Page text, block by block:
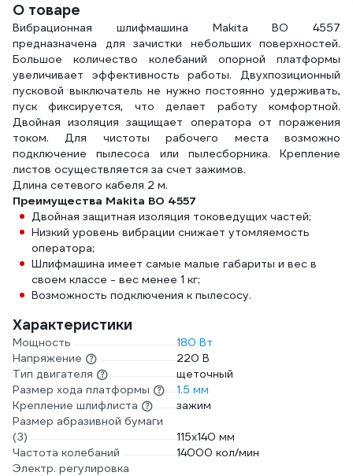
320508-100
О товаре
Вибрационная шлифмашина Makita BO 4557
предназначена для зачистки небольших поверхностей.
Большое количество колебаний опорной платформы
увеличивает эффективность работы. Двухпозиционный
пусковой выключатель не нужно постоянно удерживать,
пуск фиксируется, что делает работу комфортной.
Двойная изоляция защищает оператора от поражения
током. Для чистоты рабочего места возможно
подключение пылесоса или пылесборника. Крепление
листов осуществляется за счет зажимов.
Длина сетевого кабеля 2 м.
Преимущества Makita BO 4557
Двойная защитная изоляция токоведущих частей;
Низкий уровень вибрации снижает утомляемость
оператора;
Шлифмашина имеет самые малые габариты и вес в
своем классе - вес менее 1 кг;
Возможность подключения к пылесосу.
Характеристики
Мощность
180 Вт
Напряжение
220 В
Тип двигателя
щеточный
Размер хода платформы
1.5 мм
Крепление шлифлиста
зажим
Размер абразивной бумаги
(З)
115х140 мм
Частота колебаний
14000 кол/мин
Электр. регулировка